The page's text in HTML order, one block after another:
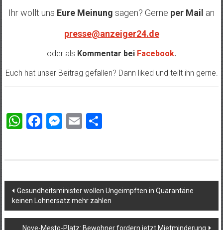
Ihr wollt uns Eure Meinung sagen? Gerne per Mail an
presse@anzeiger24.de
oder als Kommentar bei Facebook.
Euch hat unser Beitrag gefallen? Dann liked und teilt ihn gerne.
WhatsApp
Facebook
Messenger
EmailTeilen
Beitragsnavigation
Gesundheitsminister wollen Ungeimpften in Quarantäne
keinen Lohnersatz mehr zahlen
Nove-Mesto-Platz: Bewohner fordern jetzt Mietminderung